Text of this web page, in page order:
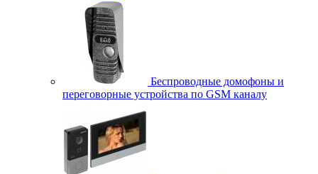
Беспроводные домофоны и
переговорные устройства по GSM каналу